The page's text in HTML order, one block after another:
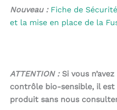
Nouveau : Fiche de
et la mise en place de la
ATTENTION :Si vous
contrôle bio-sensible, il est
produit sans nous